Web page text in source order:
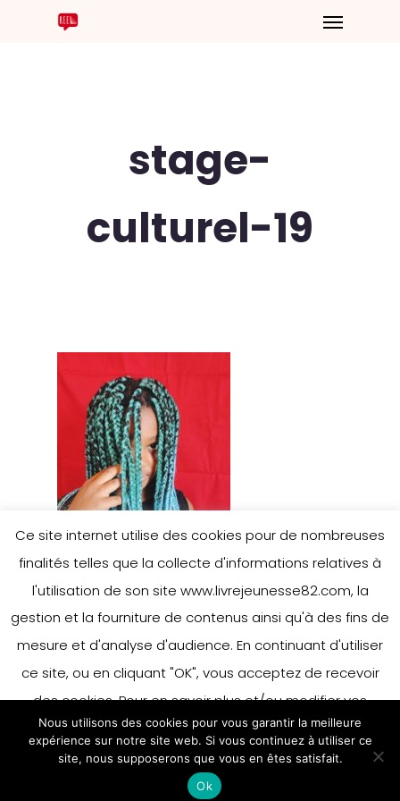
stage-
culturel-19
Ce site internet utilise des cookies pour de nombreuses
finalités telles que la collecte d'informations relatives à
l'utilisation de son site www.livrejeunesse82.com, la
gestion et la fourniture de contenus ainsi qu'à des fins de
mesure et d'analyse d'audience. En continuant d'utiliser
ce site, ou en cliquant "OK", vous acceptez de recevoir
des cookies. Pour en savoir plus et/ou modifier vos
préférences en matière de cookies, merci de vous référer
à notre politique sur les cookies.
Accepter
En savoir plus
Nous utilisons des cookies pour vous garantir la meilleure
expérience sur notre site web. Si vous continuez à utiliser ce
site, nous supposerons que vous en êtes satisfait.
Ok